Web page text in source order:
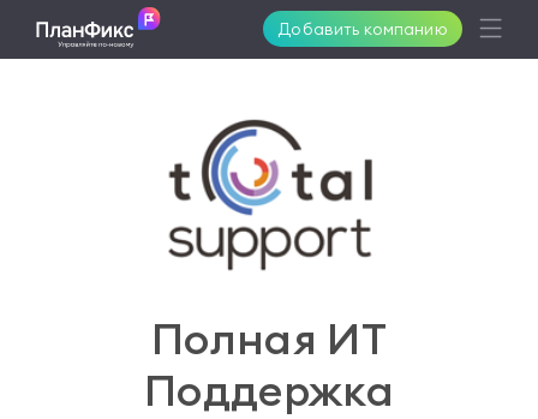
Добавить компанию
Полная ИТ
Поддержка